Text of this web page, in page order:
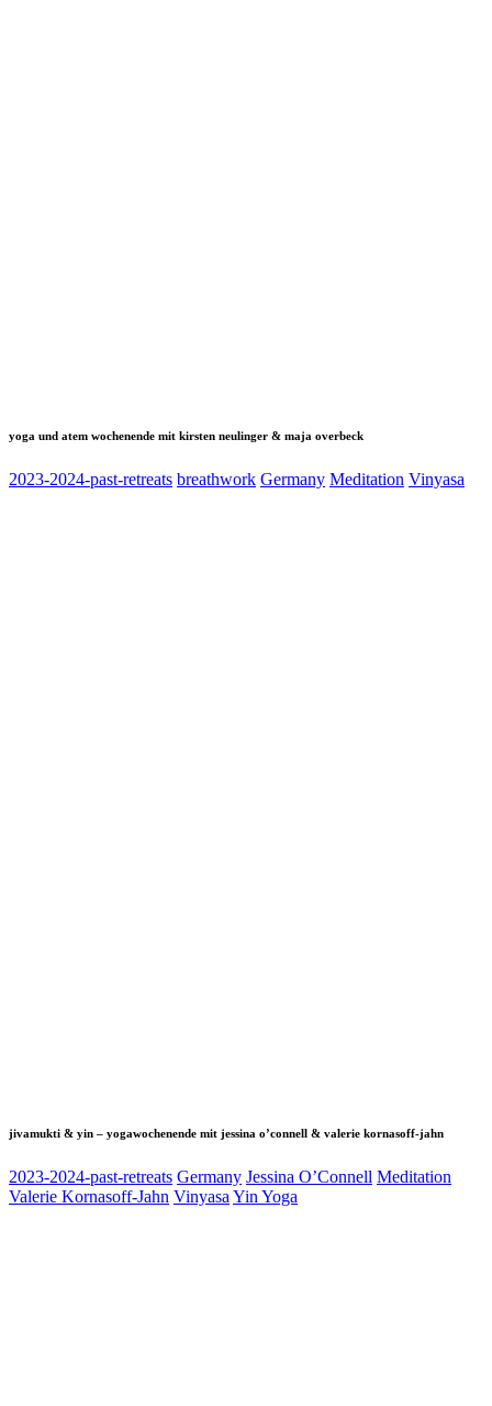
yoga und atem wochenende mit kirsten neulinger & maja overbeck
2023-2024-past-retreats breathwork Germany Meditation Vinyasa
jivamukti & yin – yogawochenende mit jessina o’connell & valerie kornasoff-jahn
2023-2024-past-retreats Germany Jessina O’Connell Meditation
Valerie Kornasoff-Jahn Vinyasa Yin Yoga